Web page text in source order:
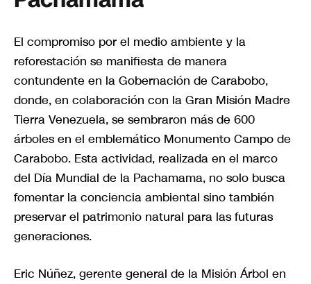
El compromiso por el medio ambiente y la
reforestación se manifiesta de manera
contundente en la Gobernación de Carabobo,
donde, en colaboración con la Gran Misión Madre
Tierra Venezuela, se sembraron más de 600
árboles en el emblemático Monumento Campo de
Carabobo. Esta actividad, realizada en el marco
del Día Mundial de la Pachamama, no solo busca
fomentar la conciencia ambiental sino también
preservar el patrimonio natural para las futuras
generaciones.
Eric Núñez, gerente general de la Misión Árbol en